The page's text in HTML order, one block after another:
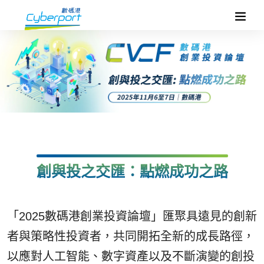
創與投之交匯：點燃成功之路
「2025數碼港創業投資論壇」匯聚具遠見的創新
者與策略性投資者，共同開拓全新的成長路徑，
以應對人工智能、數字資產以及不斷演變的創投